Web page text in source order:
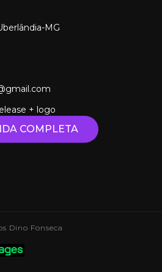
MG
+ logo
COMPLETA
Dino Fonseca